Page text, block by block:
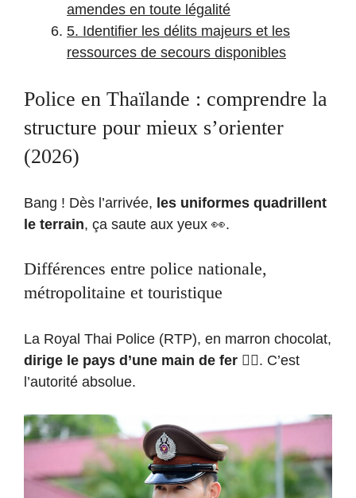
amendes en toute légalité
5. Identifier les délits majeurs et les
ressources de secours disponibles
Police en Thaïlande : comprendre la
structure pour mieux s’orienter
(2026)
Bang ! Dès l’arrivée, les uniformes quadrillent
le terrain, ça saute aux yeux 👀.
Différences entre police nationale,
métropolitaine et touristique
La Royal Thai Police (RTP), en marron chocolat,
dirige le pays d’une main de fer 👮‍♂️. C’est
l’autorité absolue.